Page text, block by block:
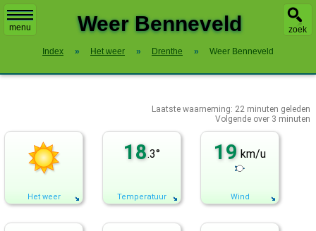
menu zoek
Weer Benneveld
Index » Het weer » Drenthe » Weer Benneveld
Laatste waarneming: 22 minuten geleden
Volgende over 3 minuten
Het weer
18.3°
Temperatuur
19 km/u
Wind